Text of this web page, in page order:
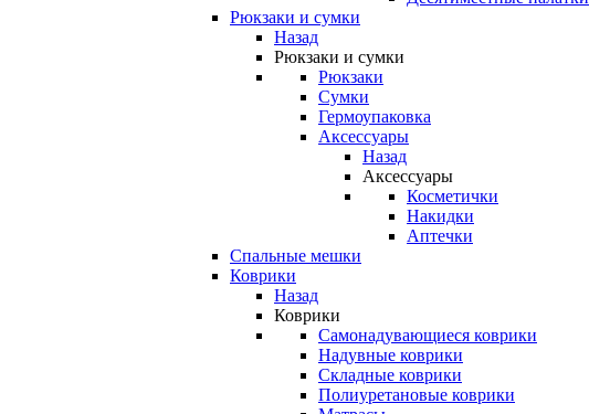
Рюкзаки и сумки
Назад
Рюкзаки и сумки
Рюкзаки
Сумки
Гермоупаковка
Аксессуары
Назад
Аксессуары
Косметички
Накидки
Аптечки
Спальные мешки
Коврики
Назад
Коврики
Самонадувающиеся коврики
Надувные коврики
Складные коврики
Полиуретановые коврики